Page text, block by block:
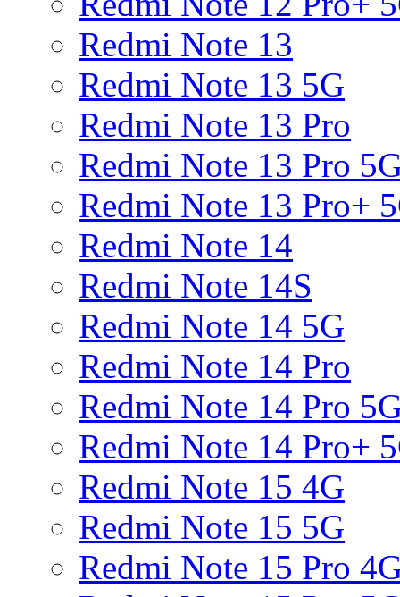
Redmi Note 13
Redmi Note 13 5G
Redmi Note 13 Pro
Redmi Note 13 Pro
Redmi Note 13 Pro+
Redmi Note 14
Redmi Note 14S
Redmi Note 14 5G
Redmi Note 14 Pro
Redmi Note 14 Pro
Redmi Note 14 Pro+
Redmi Note 15 4G
Redmi Note 15 5G
Redmi Note 15 Pro